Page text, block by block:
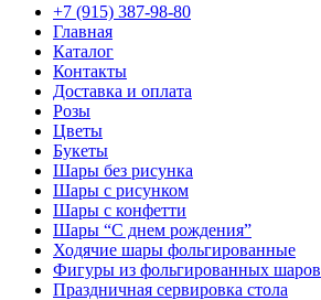
+7 (915) 387-98-80
Главная
Каталог
Контакты
Доставка и оплата
Розы
Цветы
Букеты
Шары без рисунка
Шары с рисунком
Шары с конфетти
Шары “С днем рождения”
Ходячие шары фольгированные
Фигуры из фольгированных шаров
Праздничная сервировка стола